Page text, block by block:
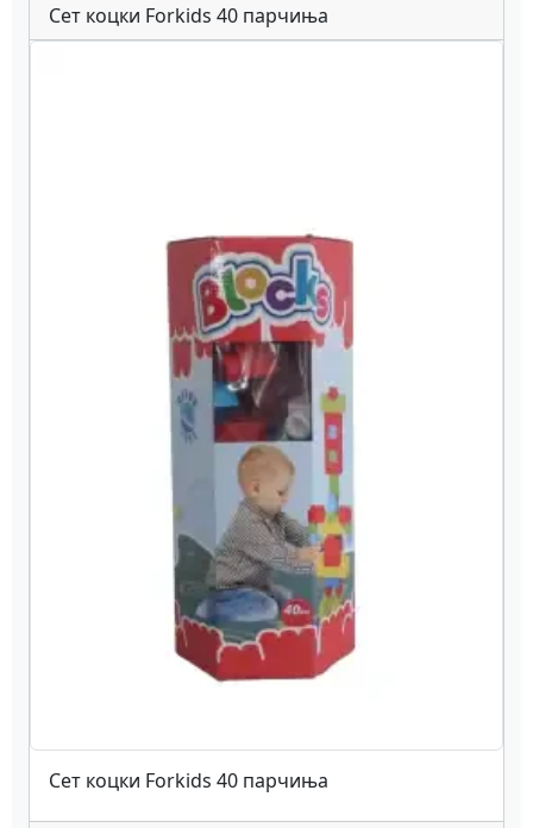
Сет коцки Forkids 40 парчиња
Сет коцки Forkids 40 парчиња